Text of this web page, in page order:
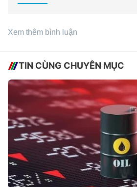
Xem thêm bình luận
TIN CÙNG CHUYÊN MỤC